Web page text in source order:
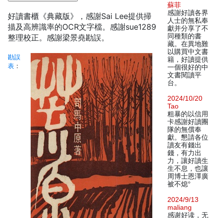
好讀書櫃《典藏版》，感謝Sai Lee提供掃
描及高辨識率的OCR文字檔。感謝sue1289
整理校正。感謝梁景堯勘誤。
勘誤
表 ：
蘇菲
感謝好讀各界
人士的無私奉
獻并分享了不
同種類的書
藏。在異地難
以購買中文書
籍，好讀提供
一個很好的中
文書閱讀平
台。
2024/10/20
Tao
粗暴的以信用
卡感謝好讀團
隊的無償奉
獻。懇請各位
讀友有錢出
錢，有力出
力，讓好讀生
生不息，也讓
周博士恩澤廣
被不熄°
2024/9/13
maliang
感谢好读，无